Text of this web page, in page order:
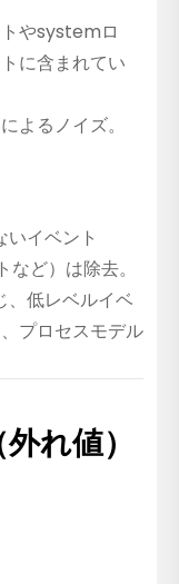
やsystemロ
に含まれてい
よるノイズ。
いイベント
ど）は除去。
、低レベルイベ
プロセスモデル
れ値）